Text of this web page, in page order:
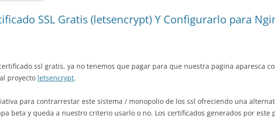
SSL Gratis (letsencrypt) Y Configurarlo para
ssl gratis, ya no tenemos que pagar para que nuestra pagina aparesca
proyecto letsencrypt.
para contrarrestar este sistema / monopolio de los ssl ofreciendo una
beta y queda a nuestro criterio usarlo o no. Los certificados generados por este